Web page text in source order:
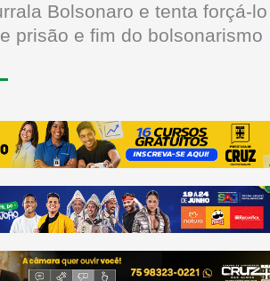
Bolsonaro e tenta forçá-
prisão e fim do bolsonarismo